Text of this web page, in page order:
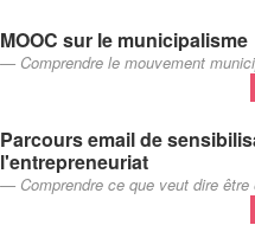
MOOC sur le municipalisme
Comprendre le mouvement
Parcours email de
l'entrepreneuriat
Comprendre ce que veut dire être